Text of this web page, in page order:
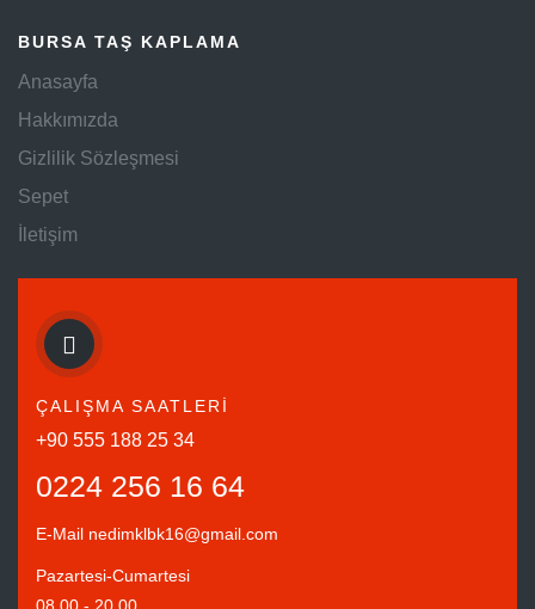
BURSA TAŞ KAPLAMA
Anasayfa
Hakkımızda
Gizlilik Sözleşmesi
Sepet
İletişim
ÇALIŞMA SAATLERİ
+90 555 188 25 34
0224 256 16 64
E-Mail nedimklbk16@gmail.com
Pazartesi-Cumartesi